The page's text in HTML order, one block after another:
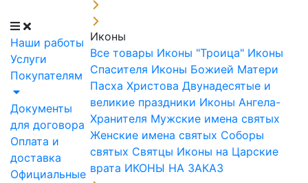
Наши работы
Услуги
Покупателям
Документы
для договора
Оплата и
доставка
Официальные
Иконы
Все товары Иконы "Троица" Иконы
Спасителя Иконы Божией Матери
Пасха Христова Двунадесятые и
великие праздники Иконы Ангела-
Хранителя Мужские имена святых
Женские имена святых Соборы
святых Святцы Иконы на Царские
врата ИКОНЫ НА ЗАКАЗ